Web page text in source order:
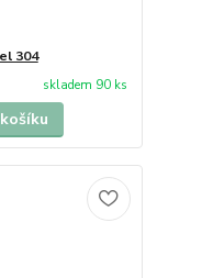
304
skladem 90 ks